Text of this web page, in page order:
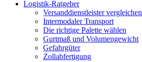
Logistik-Ratgeber
Versanddienstleister vergleichen
Intermodaler Transport
Die richtige Palette wählen
Gurtmaß und Volumengewicht
Gefahrgüter
Zollabfertigung